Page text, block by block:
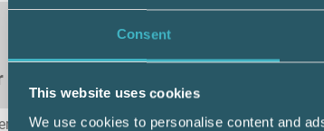
Consent
This website uses cookies
We use cookies to personalise content and
Lösenord